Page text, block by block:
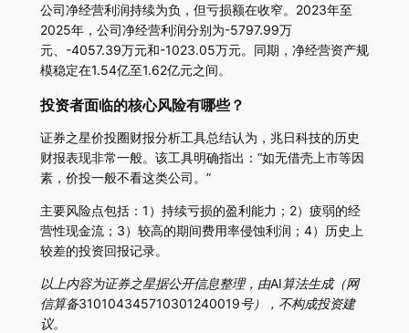
公司净经营利润持续为负，但亏损额在收窄。2023年至
2025年，公司净经营利润分别为-5797.99万
元、-4057.39万元和-1023.05万元。同期，净经营资产规
模稳定在1.54亿至1.62亿元之间。
投资者面临的核心风险有哪些？
证券之星价投圈财报分析工具总结认为，兆日科技的历史
财报表现非常一般。该工具明确指出：“如无借壳上市等因
素，价投一般不看这类公司。”
主要风险点包括：1）持续亏损的盈利能力；2）疲弱的经
营性现金流；3）较高的期间费用率侵蚀利润；4）历史上
较差的投资回报记录。
以上内容为证券之星据公开信息整理，由AI算法生成（网
信算备310104345710301240019号），不构成投资建
议。